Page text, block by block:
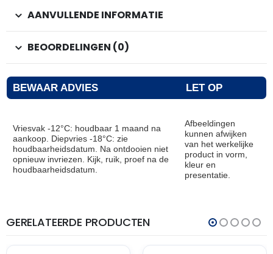
AANVULLENDE INFORMATIE
BEOORDELINGEN (0)
BEWAAR ADVIES LET OP
Vriesvak -12°C: houdbaar 1 maand na
aankoop. Diepvries -18°C: zie
houdbaarheidsdatum. Na ontdooien niet
opnieuw invriezen. Kijk, ruik, proef na de
houdbaarheidsdatum.
Afbeeldingen
kunnen afwijken
van het werkelijke
product in vorm,
kleur en
presentatie.
GERELATEERDE PRODUCTEN
THT:
31-